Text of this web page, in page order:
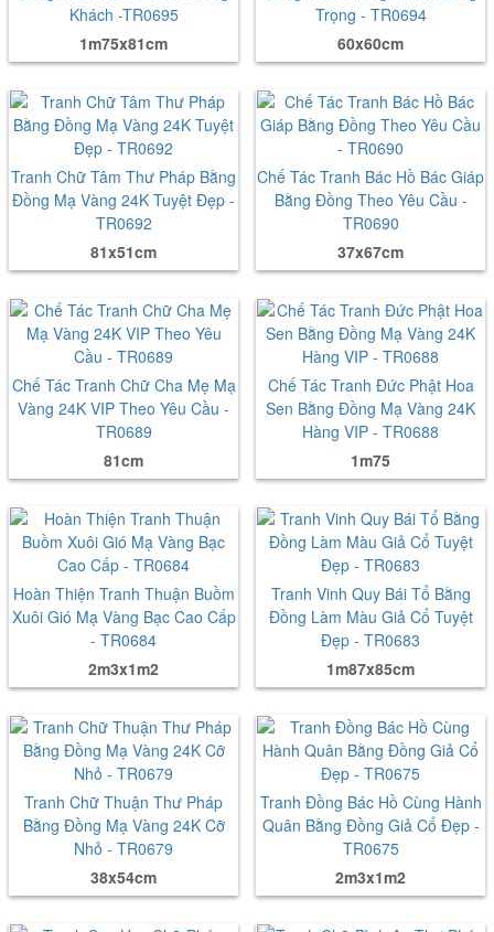
Khách -TR0695
1m75x81cm
Trọng - TR0694
60x60cm
Tranh Chữ Tâm Thư Pháp Bằng
Đồng Mạ Vàng 24K Tuyệt Đẹp -
TR0692
81x51cm
Chế Tác Tranh Bác Hồ Bác Giáp
Bằng Đồng Theo Yêu Cầu -
TR0690
37x67cm
Chế Tác Tranh Chữ Cha Mẹ Mạ
Vàng 24K VIP Theo Yêu Cầu -
TR0689
81cm
Chế Tác Tranh Đức Phật Hoa
Sen Bằng Đồng Mạ Vàng 24K
Hàng VIP - TR0688
1m75
Hoàn Thiện Tranh Thuận Buồm
Xuôi Gió Mạ Vàng Bạc Cao Cấp
- TR0684
2m3x1m2
Tranh Vinh Quy Bái Tổ Bằng
Đồng Làm Màu Giả Cổ Tuyệt
Đẹp - TR0683
1m87x85cm
Tranh Chữ Thuận Thư Pháp
Bằng Đồng Mạ Vàng 24K Cỡ
Nhỏ - TR0679
38x54cm
Tranh Đồng Bác Hồ Cùng Hành
Quân Bằng Đồng Giả Cổ Đẹp -
TR0675
2m3x1m2